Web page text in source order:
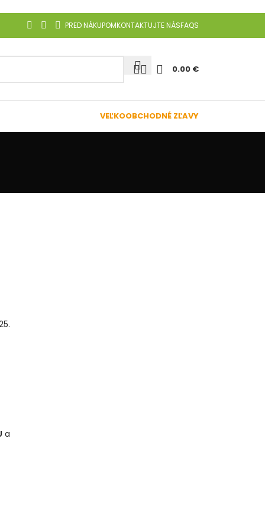
PRED NÁKUPOMKONTAKTUJTE NÁSFAQS
0.00 €
VEĽKOOBCHODNÉ ZĽAVY
a